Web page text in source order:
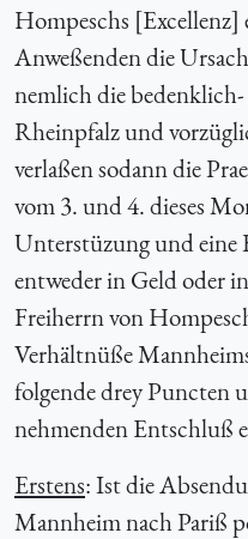
Hompeschs
Anweßenden die
nemlich die
Rheinpfalz und
verlaßen sodann die
vom 3. und 4. dieses
Unterstüzung und eine
entweder in Geld oder
Freiherrn von
Verhältnüße
folgende drey Puncten
nehmenden Entschluß
Erstens: Ist die
Mannheim nach Pariß